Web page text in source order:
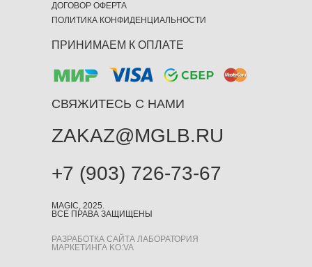
MAGIC, 2025.
ВСЕ ПРАВА ЗАЩИЩЕНЫ
РАЗРАБОТКА САЙТА ЛАБОРАТОРИЯ
МАРКЕТИНГА KO:VA
ПРИНИМАЕМ К ОПЛАТЕ
СВЯЖИТЕСЬ С НАМИ
+7 (903) 726-73-67
ZAKAZ@MGLB.RU
ДОГОВОР ОФЕРТА
ПОЛИТИКА КОНФИДЕНЦИАЛЬНОСТИ